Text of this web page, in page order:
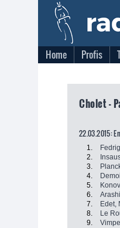
Home Profis
Cholet -
22.03.2015:
1.
2.
3.
4.
5.
6.
7.
Edet,
8.
Le
9.